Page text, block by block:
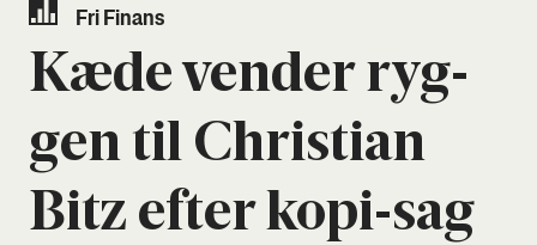
Fri Finans
Kæde ven­der ryg­
gen til Chri­sti­an
Bitz efter kopi-sag